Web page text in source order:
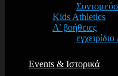
Kids Athletics
Α’ βοήθειες
Events & Ιστορικά